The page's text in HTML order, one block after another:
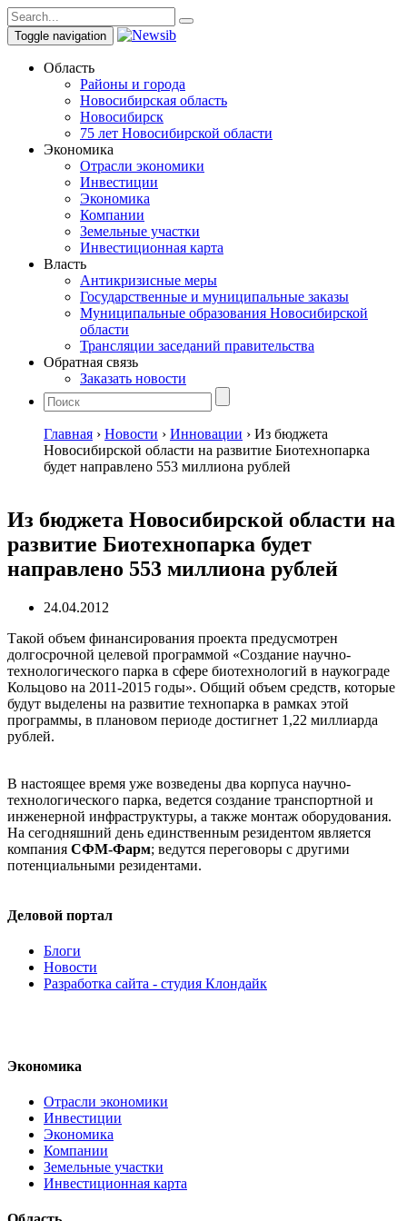
Toggle navigation
Область
Районы и города
Новосибирская область
Новосибирск
75 лет Новосибирской области
Экономика
Отрасли экономики
Инвестиции
Экономика
Компании
Земельные участки
Инвестиционная карта
Власть
Антикризисные меры
Государственные и муниципальные заказы
Муниципальные образования Новосибирской
области
Трансляции заседаний правительства
Обратная связь
Заказать новости
Главная › Новости › Инновации › Из бюджета
Новосибирской области на развитие Биотехнопарка
будет направлено 553 миллиона рублей
Из бюджета Новосибирской области на
развитие Биотехнопарка будет
направлено 553 миллиона рублей
24.04.2012
Такой объем финансирования проекта предусмотрен
долгосрочной целевой программой «Создание научно-
технологического парка в сфере биотехнологий в наукограде
Кольцово на 2011-2015 годы». Общий объем средств, которые
будут выделены на развитие технопарка в рамках этой
программы, в плановом периоде достигнет 1,22 миллиарда
рублей.
В настоящее время уже возведены два корпуса научно-
технологического парка, ведется создание транспортной и
инженерной инфраструктуры, а также монтаж оборудования.
На сегодняшний день единственным резидентом является
компания СФМ-Фарм; ведутся переговоры с другими
потенциальными резидентами.
Деловой портал
Блоги
Новости
Разработка сайта - студия Клондайк
Экономика
Отрасли экономики
Инвестиции
Экономика
Компании
Земельные участки
Инвестиционная карта